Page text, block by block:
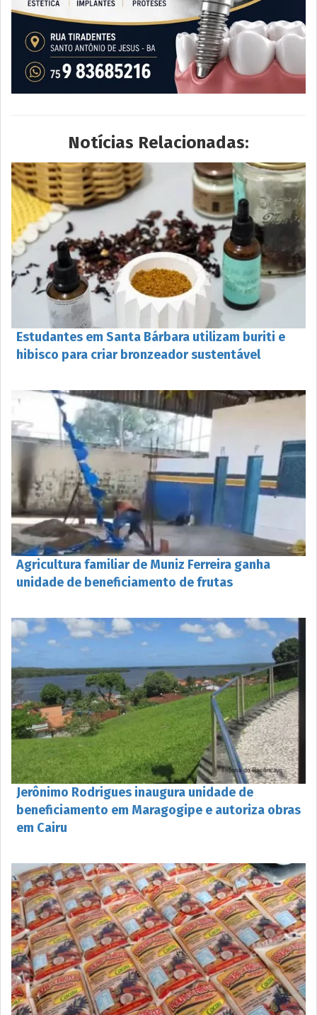
Notícias Relacionadas:
Estudantes em Santa Bárbara utilizam buriti e
hibisco para criar bronzeador sustentável
Agricultura familiar de Muniz Ferreira ganha
unidade de beneficiamento de frutas
Jerônimo Rodrigues inaugura unidade de
beneficiamento em Maragogipe e autoriza obras
em Cairu